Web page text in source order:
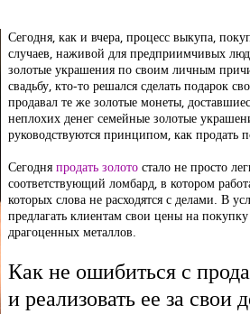
Сегодня, как и вчера, процесс выкупа,
случаев, наживой для предприимчивых
золотые украшения по своим личным
свадьбу, кто-то решался сделать подарок
продавал те же золотые монеты,
неплохих денег семейные золотые
руководствуются принципом, как продать
Сегодня продать золотостало не просто
соответствующий ломбард, в котором
которых слова не расходятся с делами. В
предлагать клиентам свои цены на
драгоценных металлов.
Как не ошибиться с
и реализовать ее за свои